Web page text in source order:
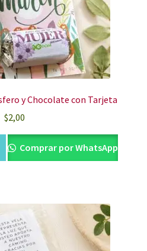
y Chocolate con Tarjeta
$2,00
Comprar por WhatsApp